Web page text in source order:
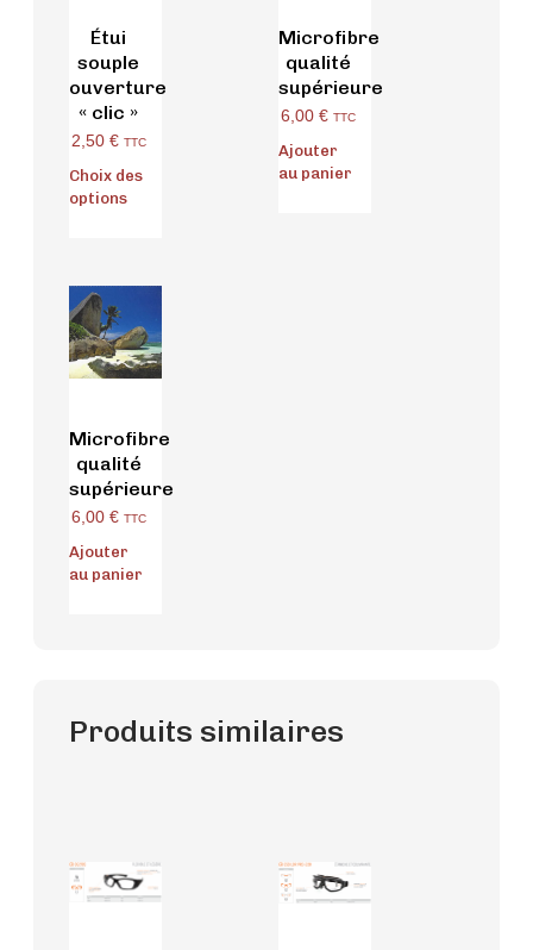
Étui
souple
ouverture
« clic »
2,50 € TTC
Choix des
options
Microfibre
qualité
supérieure
6,00 € TTC
Ajouter
au panier
Microfibre
qualité
supérieure
6,00 € TTC
Ajouter
au panier
Produits similaires